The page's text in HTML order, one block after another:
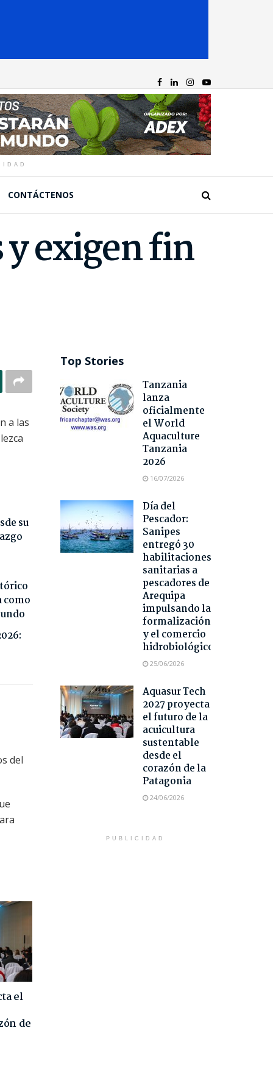
CONTÁCTENOS
y exigen fin
a las
su
como
del
el
de
Top Stories
Tanzania
lanza
oficialmente
el World
Aquaculture
Tanzania
2026
16/07/2026
Día del
Pescador:
Sanipes
entregó 30
habilitaciones
sanitarias a
pescadores de
Arequipa
impulsando la
formalización
y el comercio
hidrobiológico
25/06/2026
Aquasur Tech
2027 proyecta
el futuro de la
acuicultura
sustentable
desde el
corazón de la
Patagonia
24/06/2026
PUBLICIDAD